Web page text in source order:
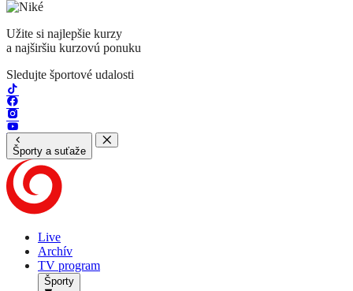
Užite si najlepšie kurzy
a najširšiu kurzovú ponuku
Sledujte športové udalosti
Športy a suťaže
Live
Archív
TV program
Športy